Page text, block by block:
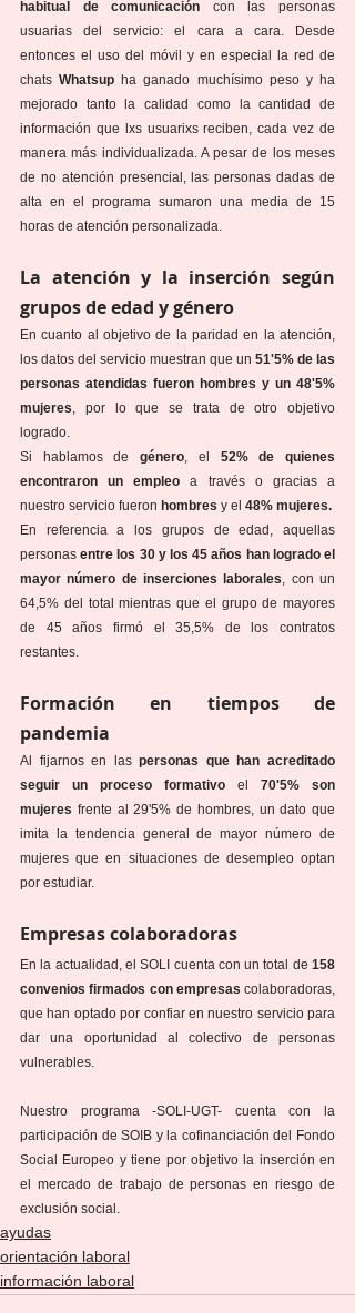
habitual de comunicación con las personas
usuarias del servicio: el cara a cara. Desde
entonces el uso del móvil y en especial la red de
chats Whatsup ha ganado muchísimo peso y ha
mejorado tanto la calidad como la cantidad de
información que lxs usuarixs reciben, cada vez de
manera más individualizada. A pesar de los meses
de no atención presencial, las personas dadas de
alta en el programa sumaron una media de 15
horas de atención personalizada.
La atención y la inserción según
grupos de edad y género
En cuanto al objetivo de la paridad en la atención,
los datos del servicio muestran que un 51'5% de las
personas atendidas fueron hombres y un 48'5%
mujeres, por lo que se trata de otro objetivo
logrado.
Si hablamos de género, el 52% de quienes
encontraron un empleo a través o gracias a
nuestro servicio fueron hombres y el 48% mujeres.
En referencia a los grupos de edad, aquellas
personas entre los 30 y los 45 años han logrado el
mayor número de inserciones laborales, con un
64,5% del total mientras que el grupo de mayores
de 45 años firmó el 35,5% de los contratos
restantes.
Formación en tiempos de
pandemia
Al fijarnos en las personas que han acreditado
seguir un proceso formativo el 70'5% son
mujeres frente al 29'5% de hombres, un dato que
imita la tendencia general de mayor número de
mujeres que en situaciones de desempleo optan
por estudiar.
Empresas colaboradoras
En la actualidad, el SOLI cuenta con un total de 158
convenios firmados con empresas colaboradoras,
que han optado por confiar en nuestro servicio para
dar una oportunidad al colectivo de personas
vulnerables.
Nuestro programa -SOLI-UGT- cuenta con la
participación de SOIB y la cofinanciación del Fondo
Social Europeo y tiene por objetivo la inserción en
el mercado de trabajo de personas en riesgo de
exclusión social.
ayudas
orientación laboral
información laboral